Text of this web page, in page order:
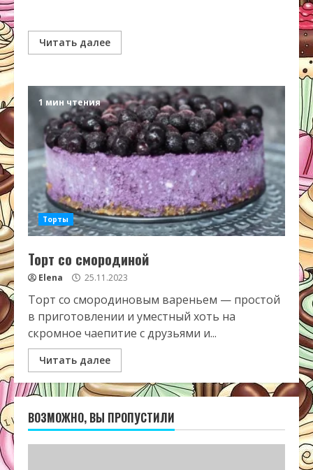
Читать далее
1 мин чтения
Торты
Торт со смородиной
Elena 25.11.2023
Торт со смородиновым вареньем — простой
в приготовлении и уместный хоть на
скромное чаепитие с друзьями и...
Читать далее
ВОЗМОЖНО, ВЫ ПРОПУСТИЛИ